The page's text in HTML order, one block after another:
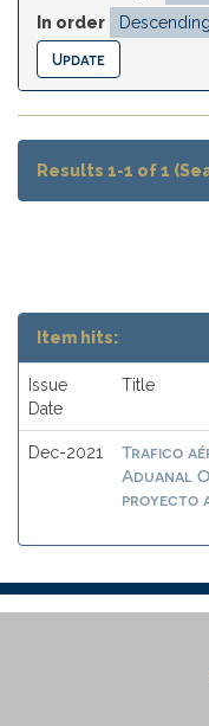
In order
Results 1-1 of 1
Item hits:
Issue
Date
Title
Dec-2021
Trafico
Aduanal
proyecto